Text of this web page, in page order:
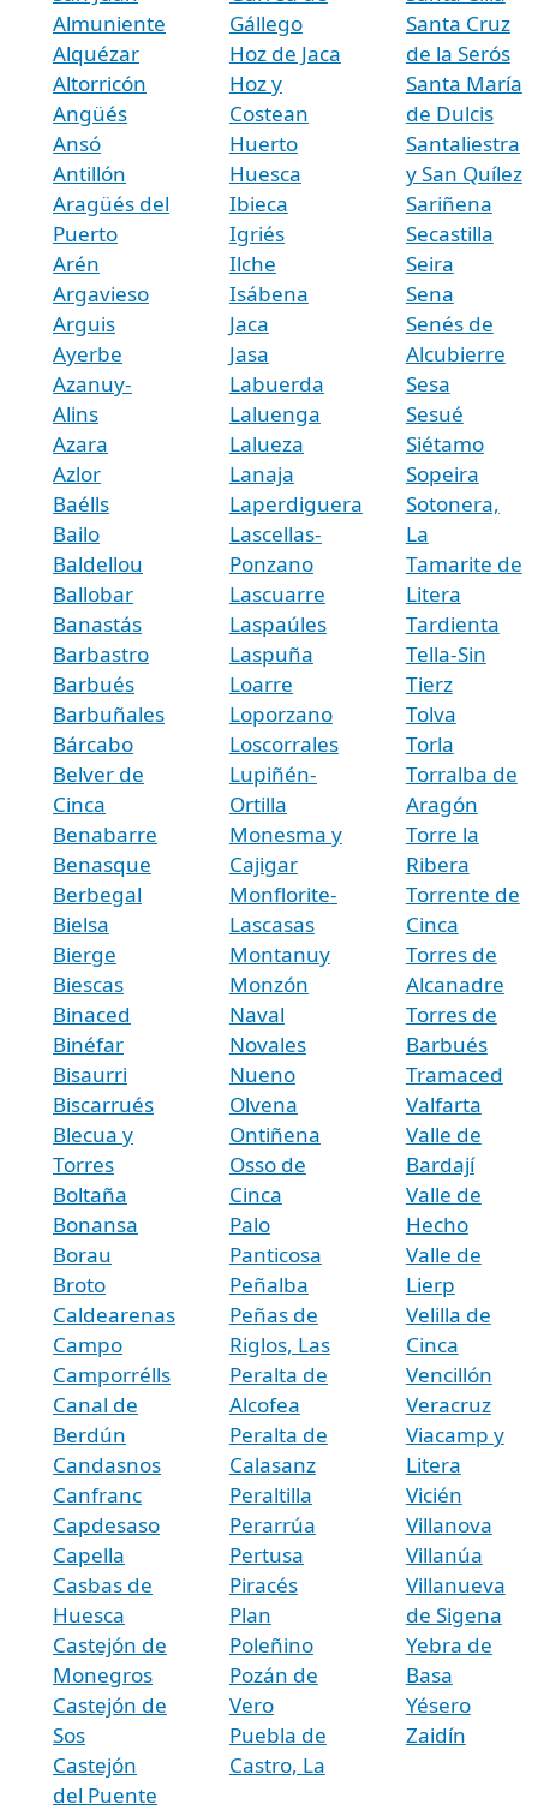
Almuniente
Alquézar
Altorricón
Angüés
Ansó
Antillón
Aragüés del
Puerto
Arén
Argavieso
Arguis
Ayerbe
Azanuy-
Alins
Azara
Azlor
Baélls
Bailo
Baldellou
Ballobar
Banastás
Barbastro
Barbués
Barbuñales
Bárcabo
Belver de
Cinca
Benabarre
Benasque
Berbegal
Bielsa
Bierge
Biescas
Binaced
Binéfar
Bisaurri
Biscarrués
Blecua y
Torres
Boltaña
Bonansa
Borau
Broto
Caldearenas
Campo
Camporrélls
Canal de
Berdún
Candasnos
Canfranc
Capdesaso
Capella
Casbas de
Huesca
Castejón de
Monegros
Castejón de
Sos
Castejón
del Puente
Gállego
Hoz de Jaca
Hoz y
Costean
Huerto
Huesca
Ibieca
Igriés
Ilche
Isábena
Jaca
Jasa
Labuerda
Laluenga
Lalueza
Lanaja
Laperdiguera
Lascellas-
Ponzano
Lascuarre
Laspaúles
Laspuña
Loarre
Loporzano
Loscorrales
Lupiñén-
Ortilla
Monesma y
Cajigar
Monflorite-
Lascasas
Montanuy
Monzón
Naval
Novales
Nueno
Olvena
Ontiñena
Osso de
Cinca
Palo
Panticosa
Peñalba
Peñas de
Riglos, Las
Peralta de
Alcofea
Peralta de
Calasanz
Peraltilla
Perarrúa
Pertusa
Piracés
Plan
Poleñino
Pozán de
Vero
Puebla de
Castro, La
Santa Cruz
de la Serós
Santa María
de Dulcis
Santaliestra
y San Quílez
Sariñena
Secastilla
Seira
Sena
Senés de
Alcubierre
Sesa
Sesué
Siétamo
Sopeira
Sotonera,
La
Tamarite de
Litera
Tardienta
Tella-Sin
Tierz
Tolva
Torla
Torralba de
Aragón
Torre la
Ribera
Torrente de
Cinca
Torres de
Alcanadre
Torres de
Barbués
Tramaced
Valfarta
Valle de
Bardají
Valle de
Hecho
Valle de
Lierp
Velilla de
Cinca
Vencillón
Veracruz
Viacamp y
Litera
Vicién
Villanova
Villanúa
Villanueva
de Sigena
Yebra de
Basa
Yésero
Zaidín